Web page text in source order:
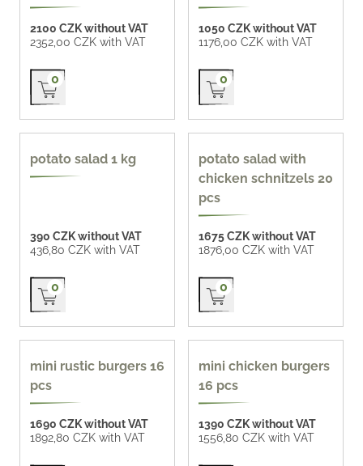
2100 CZK without VAT
2352,00 CZK with VAT
Přidat do košíku
0
1050 CZK without VAT
1176,00 CZK with VAT
Přidat do košíku
0
potato salad 1 kg
390 CZK without VAT
436,80 CZK with VAT
Přidat do košíku
0
potato salad with
chicken schnitzels 20
pcs
1675 CZK without VAT
1876,00 CZK with VAT
Přidat do košíku
0
mini rustic burgers 16
pcs
1690 CZK without VAT
1892,80 CZK with VAT
97 CZK / pc
mini chicken burgers
16 pcs
1390 CZK without VAT
1556,80 CZK with VAT